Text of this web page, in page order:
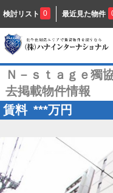
検討リスト 0 最近見た物件
Ｎ－ｓｔａｇｅ獨
去掲載物件情報
賃料 ***万円